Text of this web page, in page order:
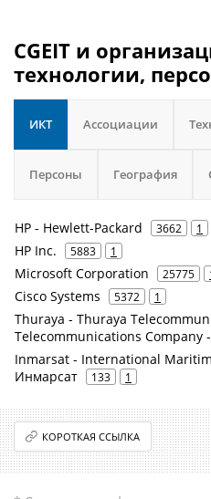
CGEIT и
технологии,
ИКТ Ассоциации
Персоны География
HP - Hewlett-Packard 3662 1
HP Inc. 5883 1
Microsoft Corporation 25775
Cisco Systems 5372 1
Thuraya - Thuraya
Telecommunications Company
Inmarsat - International
Инмарсат
133 1
КОРОТКАЯ ССЫЛКА